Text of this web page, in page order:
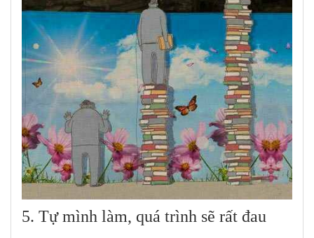
5. Tự mình làm, quá trình sẽ rất đau